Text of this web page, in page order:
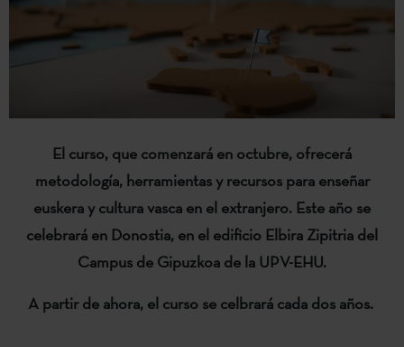
El curso, que comenzará en octubre, ofrecerá
metodología, herramientas y recursos para enseñar
euskera y cultura vasca en el extranjero. Este año se
celebrará en Donostia, en el edificio Elbira Zipitria del
Campus de Gipuzkoa de la UPV-EHU.
A partir de ahora, el curso se celbrará cada dos años.